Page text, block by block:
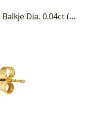
Sialia 40.18656 - 14K Oorknoppen Balkje Dia. 0.04ct (2x0.02ct) H P1